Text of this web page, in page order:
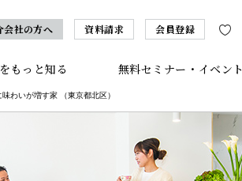
会社の方へ 資料請求 会員登録
もっと知る 無料セミナー・イベント
わいが増す家 （東京都北区）